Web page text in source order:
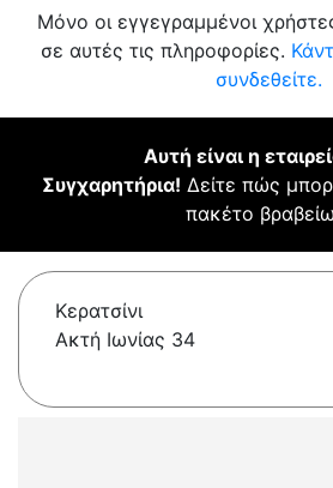
Μόνο οι εγγεγραμμένοι
σε αυτές τις πληροφορίες.
συνδεθείτε.
Αυτή είναι η
Συγχαρητήρια! Δείτε πώς
πακέτο
Κερατσίνι
Ακτή Ιωνίας 34